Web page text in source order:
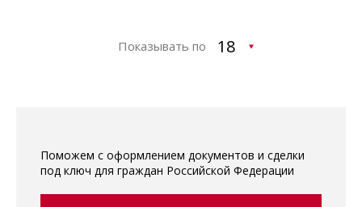
Показывать по
Поможем с оформлением документов и сделки
под ключ для граждан Российской Федерации